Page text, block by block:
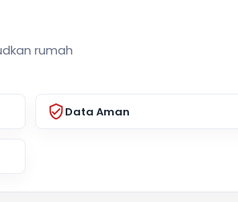
rumah
Data Aman